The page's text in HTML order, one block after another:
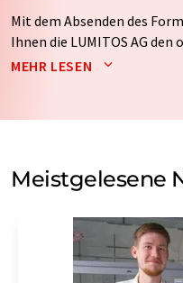
Mit dem Absenden des
Ihnen die LUMITOS AG
Newsletter per E-Mail
auf Basis unserer
Meinungsforschung per E-
Einwilligung können Sie
Str. 2, 12489 Berlin oder
widerruf@lumitos.commit
widerrufen. Zudem ist in
MEHR LESEN
Meistgelesene